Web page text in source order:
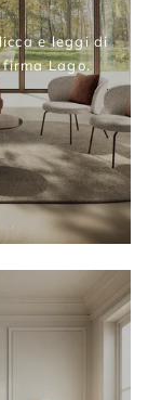
e leggi di
Lago.